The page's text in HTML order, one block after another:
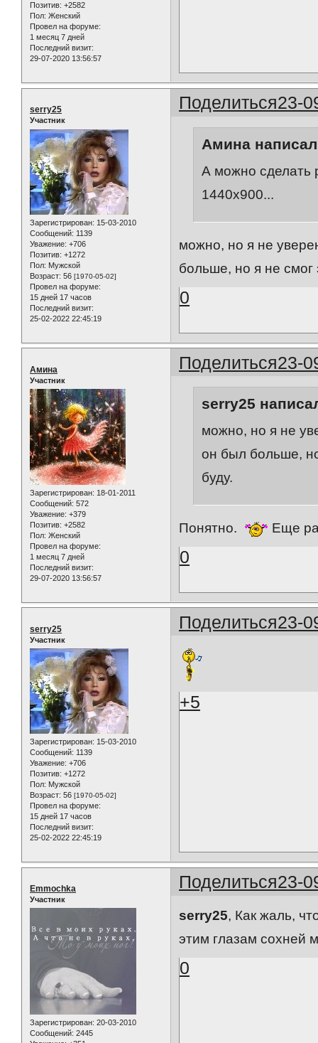
Позитив: +2582
Пол: Женский
Провел на форуме:
1 месяц 7 дней
Последний визит:
29-07-2020 13:56:57
Поделиться23-
serry25
Участник
Зарегистрирован: 15-03-2010
Сообщений: 1139
Уважение: +706
Позитив: +1272
Пол: Мужской
Возраст: 56 [1970-05-02]
Провел на форуме:
15 дней 17 часов
Последний визит:
25-02-2022 22:45:19
Амина
А можно сделать
1440х900...
можно, но я не
больше, но я не смог
0
Поделиться23-
Амина
Участник
Зарегистрирован: 18-01-2011
Сообщений: 572
Уважение: +379
Позитив: +2582
Пол: Женский
Провел на форуме:
1 месяц 7 дней
Последний визит:
29-07-2020 13:56:57
serry25
можно, но я не
он был больше,
буду.
Понятно. Еще
0
Поделиться23-
serry25
Участник
Зарегистрирован: 15-03-2010
Сообщений: 1139
Уважение: +706
Позитив: +1272
Пол: Мужской
Возраст: 56 [1970-05-02]
Провел на форуме:
15 дней 17 часов
Последний визит:
25-02-2022 22:45:19
+5
Поделиться23-
Emmochka
Участник
Зарегистрирован: 20-03-2010
Сообщений: 2445
serry25, Как жаль,
этим глазам сохней
0